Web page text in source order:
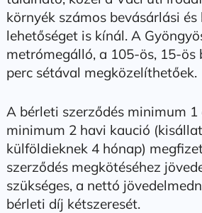
környék számos bevásárlási
lehetőséget is kínál. A
metrómegálló, a 105-ös, 15-ös
perc sétával megközelíthetőek.
A bérleti szerződés minimum 1
minimum 2 havi kaució
külföldieknek 4 hónap)
szerződés megkötéséhez
szükséges, a nettó
bérleti díj kétszeresét.